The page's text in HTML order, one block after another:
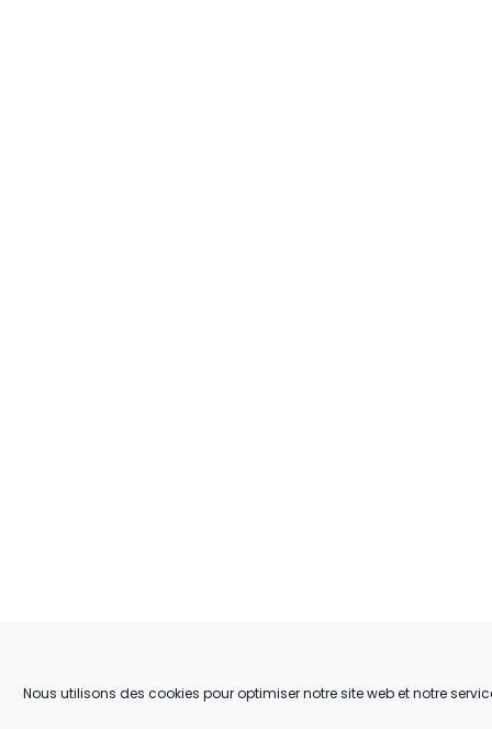
Nous utilisons des cookies pour optimiser notre site web et notre